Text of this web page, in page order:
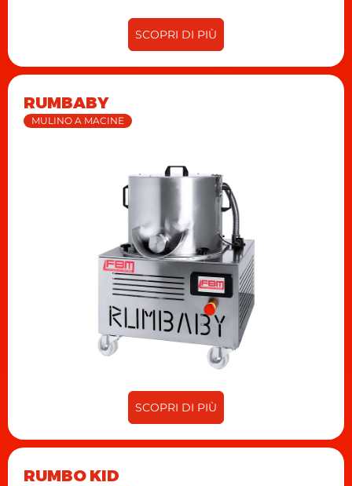
SCOPRI DI PIÙ
RUMBABY
MULINO A MACINE
SCOPRI DI PIÙ
RUMBO KID